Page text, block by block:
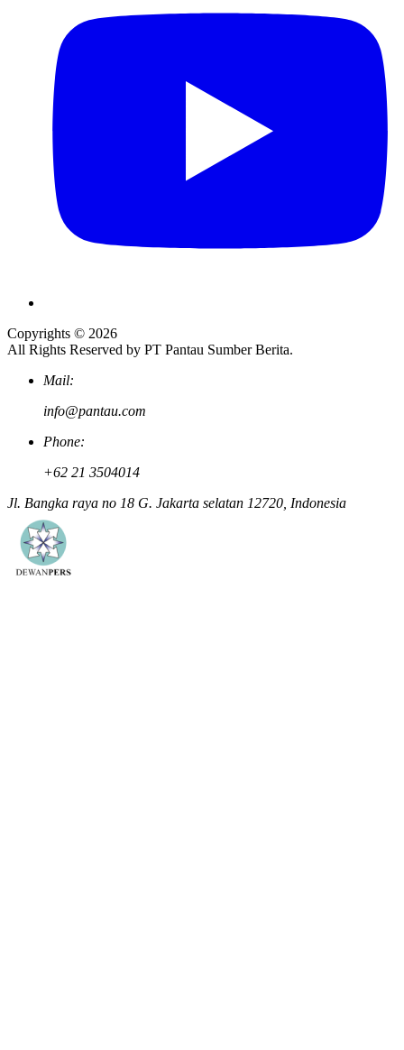
Copyrights © 2026
All Rights Reserved by PT Pantau Sumber Berita.
Mail:
info@pantau.com
Phone:
+62 21 3504014
Jl. Bangka raya no 18 G. Jakarta selatan 12720, Indonesia